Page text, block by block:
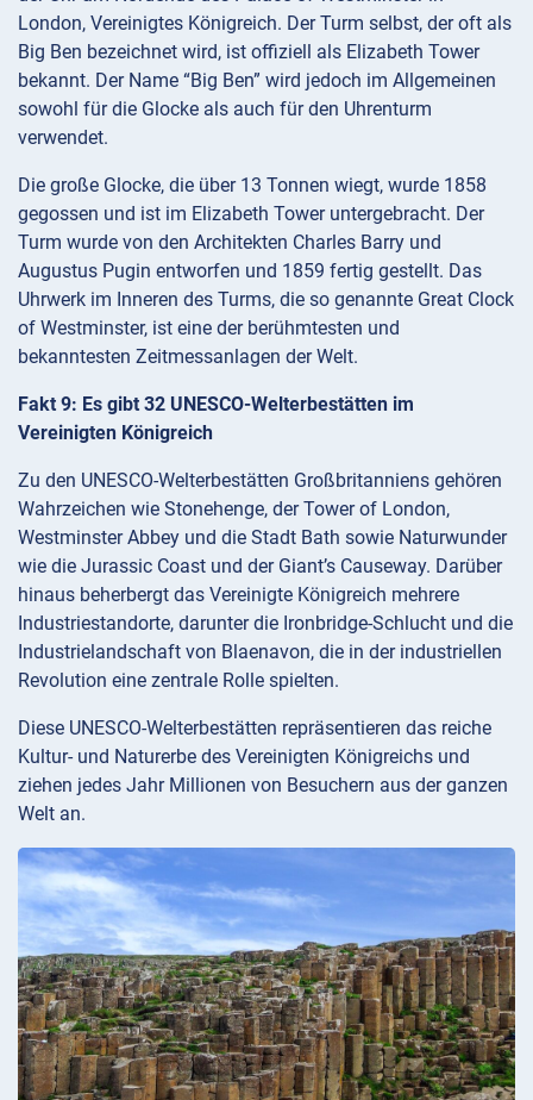
London, Vereinigtes Königreich. Der Turm selbst, der oft als
Big Ben bezeichnet wird, ist offiziell als Elizabeth Tower
bekannt. Der Name “Big Ben” wird jedoch im Allgemeinen
sowohl für die Glocke als auch für den Uhrenturm
verwendet.
Die große Glocke, die über 13 Tonnen wiegt, wurde 1858
gegossen und ist im Elizabeth Tower untergebracht. Der
Turm wurde von den Architekten Charles Barry und
Augustus Pugin entworfen und 1859 fertig gestellt. Das
Uhrwerk im Inneren des Turms, die so genannte Great Clock
of Westminster, ist eine der berühmtesten und
bekanntesten Zeitmessanlagen der Welt.
Fakt 9: Es gibt 32 UNESCO-Welterbestätten im
Vereinigten Königreich
Zu den UNESCO-Welterbestätten Großbritanniens gehören
Wahrzeichen wie Stonehenge, der Tower of London,
Westminster Abbey und die Stadt Bath sowie Naturwunder
wie die Jurassic Coast und der Giant’s Causeway. Darüber
hinaus beherbergt das Vereinigte Königreich mehrere
Industriestandorte, darunter die Ironbridge-Schlucht und die
Industrielandschaft von Blaenavon, die in der industriellen
Revolution eine zentrale Rolle spielten.
Diese UNESCO-Welterbestätten repräsentieren das reiche
Kultur- und Naturerbe des Vereinigten Königreichs und
ziehen jedes Jahr Millionen von Besuchern aus der ganzen
Welt an.